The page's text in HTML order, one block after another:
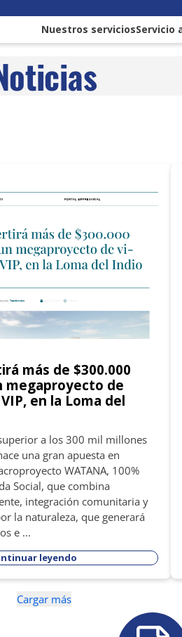
Nuestros serviciosServicio
más de $300.000
megaproyecto de
en la Loma del
a los 300 mil millones
una gran apuesta en
WATANA, 100%
Social, que combina
integración comunitaria y
la naturaleza, que generará
e ...
leyendo
Cargar más